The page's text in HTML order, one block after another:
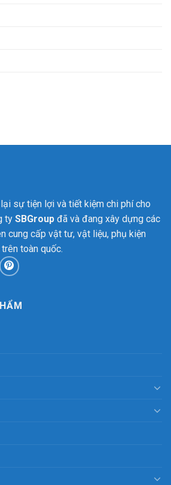
sự tiện lợi và tiết kiệm chi phí cho
ty SBGroup đã và đang xây dựng các
cung cấp vật tư, vật liệu, phụ kiện
toàn quốc.